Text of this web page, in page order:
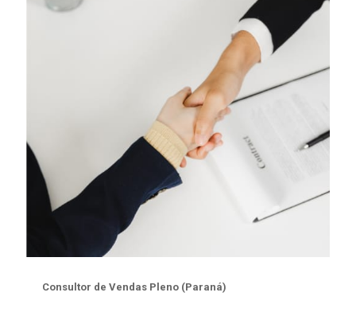
Consultor de Vendas Pleno (Paraná)